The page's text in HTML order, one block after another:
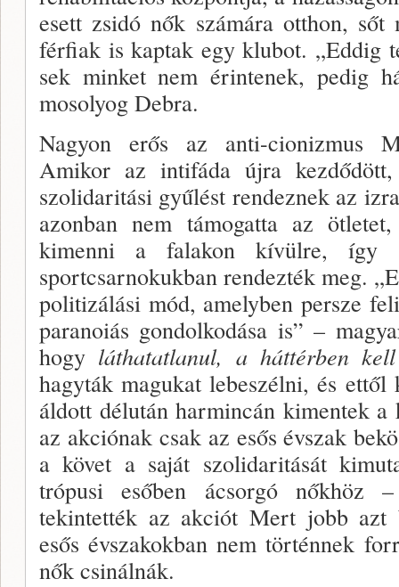
esett zsidó nők számára otthon, sőt
férfiak is kaptak egy klubot. „Eddig
sek minket nem érintenek, pedig
mosolyog Debra.
Nagyon erős az anti-cionizmus
Amikor az intifáda újra
szolidaritási gyűlést rendeznek az
azonban nem támogatta az
kimenni a falakon kívülre, így
sportcsarnokukban rendezték meg.
politizálási mód, amelyben per­sze
para­noiás gondolkodása is” –
hogy láthatatlanul, a háttérben
hagyták magukat lebeszélni, és
áldott dél­után harmincán kimentek a
az akciónak csak az esős évszak
a követ a saját szolidaritását
trópusi esőben ácsorgó nőkhöz
tekintették az akciót Mert jobb azt
esős évsza­kokban nem történnek
nők csinálnák.